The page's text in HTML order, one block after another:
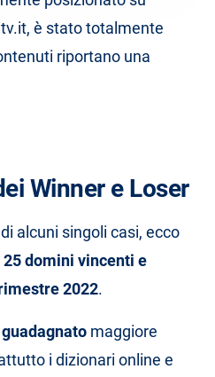
è stato totalmente
riportano una
Winner e Loser
alcuni singoli casi, ecco
domini vincenti e
2022.
guadagnato maggiore
i dizionari online e